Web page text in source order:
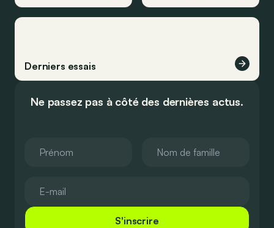
Derniers essais
Ne passez pas à côté des dernières actus.
S'inscrire